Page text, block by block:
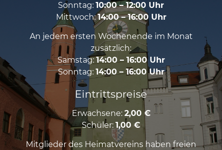
Sonntag: 10:00 – 12:00 Uhr
Mittwoch:14:00 – 16:00 Uhr
An jedem ersten Wochenende im Monat
zusätzlich:
Samstag: 14:00 – 16:00 Uhr
Sonntag: 14:00 – 16:00 Uhr
Eintrittspreise
Erwachsene: 2,00 €
Schüler: 1,00 €
Mitglieder des Heimatvereins haben freien